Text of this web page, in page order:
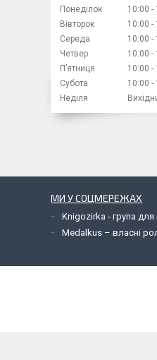
Понеділок 10:00
Вівторок
10:00
Середа
10:00
Четвер
10:00
Пʼятниця
10:00
Субота
10:00
Неділя
МИ У СОЦМЕРЕЖАХ
Knigozirka - група для
Medalkus – власні